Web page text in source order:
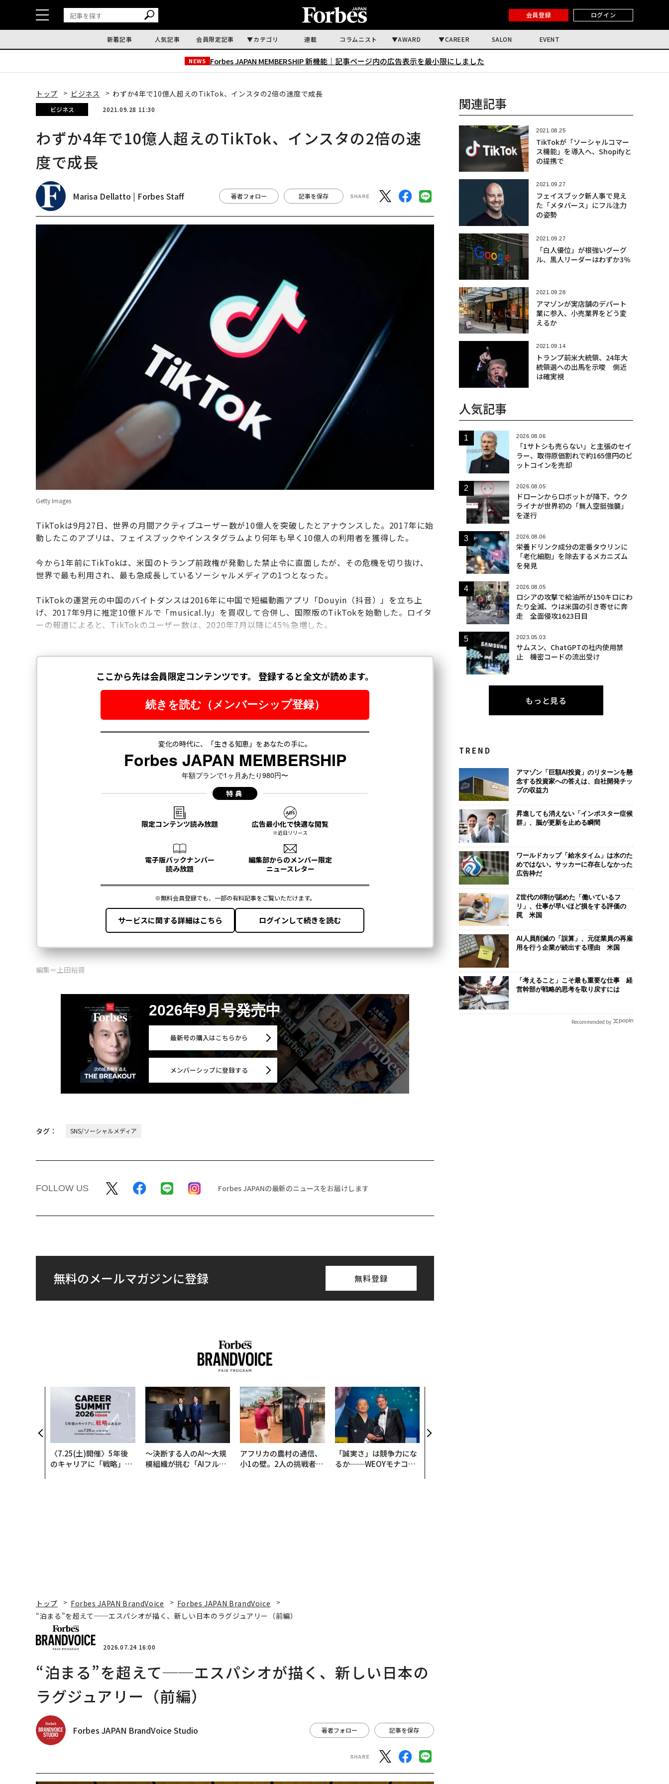
会員登録 ログイン
新着記事 人気記事 会員限定記事 カテゴリ 連載 コラムニスト AWARD CAREER SALON EVENT
NEWS Forbes JAPAN MEMBERSHIP 新機能｜ 記事ページ内の広告表示を最小限にしました
トップ ビジネス わずか4年で10億人超えのTikTok、インスタの2倍の速度で成長
ビジネス 2021.09.28 11:30
わずか4年で10億人超えのTikTok、インスタの2倍の速
度で成長
Marisa Dellatto | Forbes Staff 著者フォロー 記事を保存
Getty Images
TikTokは9月27日、世界の月間アクティブユーザー数が10億人を突破したとアナウンスした。2017年に始
動したこのアプリは、フェイスブックやインスタグラムより何年も早く10億人の利用者を獲得した。
今から1年前にTikTokは、米国のトランプ前政権が発動した禁止令に直面したが、その危機を切り抜け、
世界で最も利用され、最も急成長しているソーシャルメディアの1つとなった。
TikTokの運営元の中国のバイトダンスは2016年に中国で短編動画アプリ「Douyin（抖音）」を立ち上
げ、2017年9月に推定10億ドルで「musical.ly」を買収して合併し、国際版のTikTokを始動した。ロイタ
ーの報道によると、TikTokのユーザー数は、2020年7月以降に45％急増した。
編集＝上田裕資
2026年9月号発売中
最新号の購入はこちらから
メンバーシップに登録する
タグ： SNS/ソーシャルメディア
FOLLOW US Forbes JAPANの最新のニュースをお届けします
無料のメールマガジンに登録 無料登録
〈7.25(土)開催〉5年後
のキャリアに「戦略」は
〜決断する人のAI〜大規
模組織が挑む「AIフル実
アフリカの農村の通信、
小1の壁。2人の挑戦者が
「誠実さ」は競争力にな
るか──WEOYモナコで
関連記事
2021.08.25
TikTokが「ソーシャルコマー
ス機能」を導入へ、Shopifyと
の提携で
2021.09.27
フェイスブック新人事で見え
た「メタバース」にフル注力
の姿勢
2021.09.27
「白人優位」が根強いグーグ
ル、黒人リーダーはわずか3％
2021.09.28
アマゾンが実店舗のデパート
業に参入、小売業界をどう変
えるか
2021.09.14
トランプ前米大統領、24年大
統領選への出馬を示唆 側近
は確実視
人気記事
2026.08.06
「1サトシも売らない」と主張のセイ
ラー、取得原価割れで約165億円のビ
ットコインを売却
2026.08.05
ドローンからロボットが降下、ウク
ライナが世界初の「無人空挺強襲」
を遂行
2026.08.06
栄養ドリンク成分の定番タウリンに
「老化細胞」を除去するメカニズム
を発見
2026.08.05
ロシアの攻撃で給油所が150キロにわ
たり全滅、ウは米国の引き寄せに奔
走 全面侵攻1623日目
2023.05.03
サムスン、ChatGPTの社内使用禁
止 機密コードの流出受け
もっと見る
TREND
アマゾン「巨額AI投資」のリターンを懸
念する投資家への答えは、自社開発チッ
プの収益力
昇進しても消えない「インポスター症候
群」、脳が更新を止める瞬間
ワールドカップ「給水タイム」は水のた
めではない。サッカーに存在しなかった
広告枠だ
Z世代の8割が認めた「働いているフ
リ」、仕事が早いほど損をする評価の
罠 米国
AI人員削減の「誤算」、元従業員の再雇
用を行う企業が続出する理由 米国
「考えること」こそ最も重要な仕事 経
営幹部が戦略的思考を取り戻すには
Recommended by
トップ Forbes JAPAN BrandVoice
Forbes JAPAN BrandVoice
“泊まる”を超えて──エスパシオが描く、新しい日本のラグジュアリー（前編）
2026.07.24 16:00
“泊まる”を超えて──エスパシオが描く、新しい日本の
ラグジュアリー（前編）
Forbes JAPAN BrandVoice Studio 著者フォロー 記事を保存